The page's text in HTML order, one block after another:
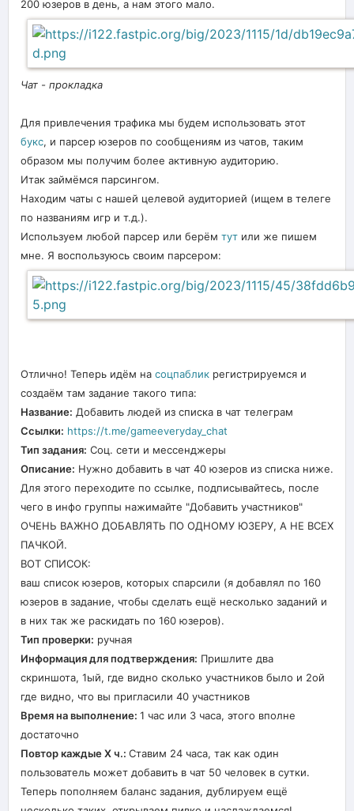
200 юзеров в день, а нам этого мало.
Чат - прокладка
Для привлечения трафика мы будем использовать этот
букс, и парсер юзеров по сообщениям из чатов, таким
образом мы получим более активную аудиторию.
Итак займёмся парсингом.
Находим чаты с нашей целевой аудиторией (ищем в телеге
по названиям игр и т.д.).
Используем любой парсер или берём тут или же пишем
мне. Я воспользуюсь своим парсером:
Отлично! Теперь идём на соцпаблик регистрируемся и
создаём там задание такого типа:
Название: Добавить людей из списка в чат телеграм
Ссылки: https://t.me/gameeveryday_chat
Тип задания: Соц. сети и мессенджеры
Описание: Нужно добавить в чат 40 юзеров из списка ниже.
Для этого переходите по ссылке, подписывайтесь, после
чего в инфо группы нажимайте "Добавить участников"
ОЧЕНЬ ВАЖНО ДОБАВЛЯТЬ ПО ОДНОМУ ЮЗЕРУ, А НЕ ВСЕХ
ПАЧКОЙ.
ВОТ СПИСОК:
ваш список юзеров, которых спарсили (я добавлял по 160
юзеров в задание, чтобы сделать ещё несколько заданий и
в них так же раскидать по 160 юзеров).
Тип проверки: ручная
Информация для подтверждения: Пришлите два
скриншота, 1ый, где видно сколько участников было и 2ой
где видно, что вы пригласили 40 участников
Время на выполнение: 1 час или 3 часа, этого вполне
достаточно
Повтор каждые X ч.: Ставим 24 часа, так как один
пользователь может добавить в чат 50 человек в сутки.
Теперь пополняем баланс задания, дублируем ещё